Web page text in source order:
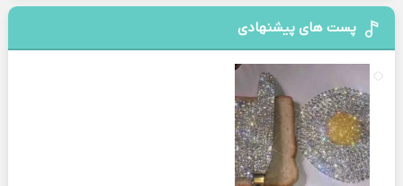
پست های پیشنهادی